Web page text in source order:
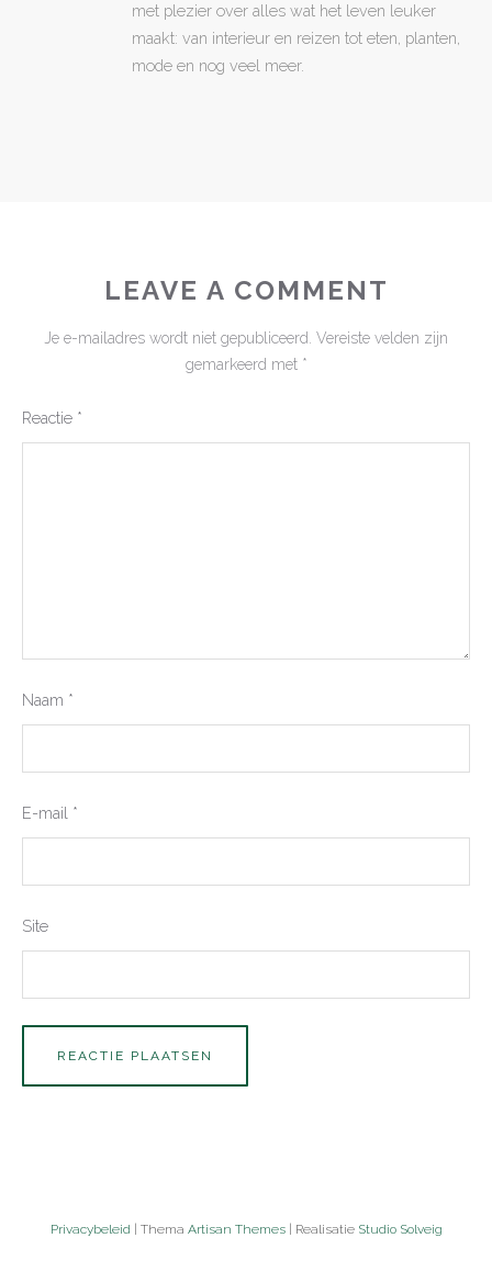
met plezier over alles wat het leven leuker
maakt: van interieur en reizen tot eten, planten,
mode en nog veel meer.
LEAVE A COMMENT
Je e-mailadres wordt niet gepubliceerd. Vereiste velden zijn
gemarkeerd met *
Reactie *
Naam *
E-mail *
Site
Privacybeleid | Thema Artisan Themes| Realisatie Studio Solveig